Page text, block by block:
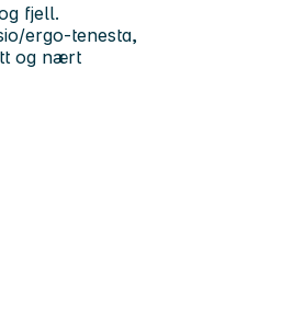
fjell.
ergo-tenesta,
og nært